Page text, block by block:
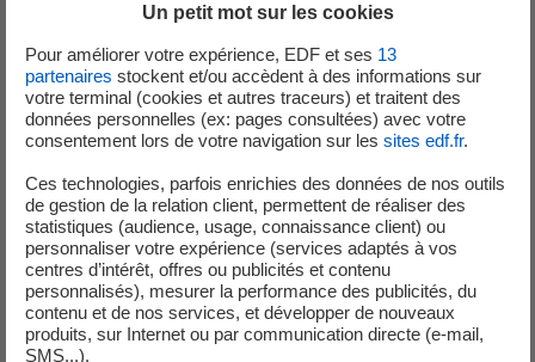
Profil souhaité
BAC+2 en maintenance industrielle, génie industriel, génie
mécanique et productique ou équivalent, 1ère expérience
appréciée
Vous appréciez de travailler en équipe et savez faire
preuve de curiosité et d'un intérêt prononcé pour évoluer
dans un environnement industriel exigeant.
Un petit mot sur les cookies
Pour améliorer votre expérience, EDF et ses 13
partenaires stockent et/ou accèdent à des informations sur
votre terminal (cookies et autres traceurs) et traitent des
données personnelles (ex: pages consultées) avec votre
consentement lors de votre navigation sur les sites edf.fr.
Ces technologies, parfois enrichies des données de nos outils
de gestion de la relation client, permettent de réaliser des
statistiques (audience, usage, connaissance client) ou
personnaliser votre expérience (services adaptés à vos
centres d’intérêt, offres ou publicités et contenu
personnalisés), mesurer la performance des publicités, du
contenu et de nos services, et développer de nouveaux
produits, sur Internet ou par communication directe (e-mail,
SMS...).